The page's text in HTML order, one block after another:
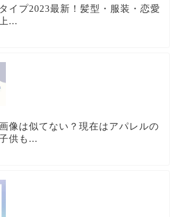
イプ2023最新！髪型・服装・恋愛
...
像は似てない？現在はアパレルの
供も...